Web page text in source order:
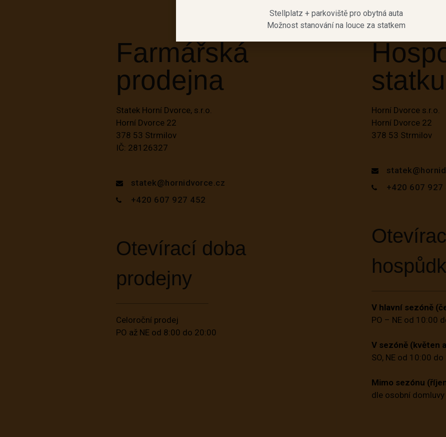
Farmářská
prodejna
Statek Horní Dvorce, s.r.o.
Horní Dvorce 22
378 53 Strmilov
IČ: 28126327
statek@hornidvorce.cz
+420 607 927 452
Otevírací doba
prodejny
Celoroční prodej
PO až NE od 8:00 do 20:00
Horní Dvorce s.r.o.
Horní Dvorce 22
378 53 Strmilov
+420 607 927
V hlavní sezóně
PO – NE od 10:00
V sezóně (květen
SO, NE od 10:00
Mimo sezónu
dle osobní domluvy
Stellplatz + parkoviště pro obytná auta
Možnost stanování na louce za statkem